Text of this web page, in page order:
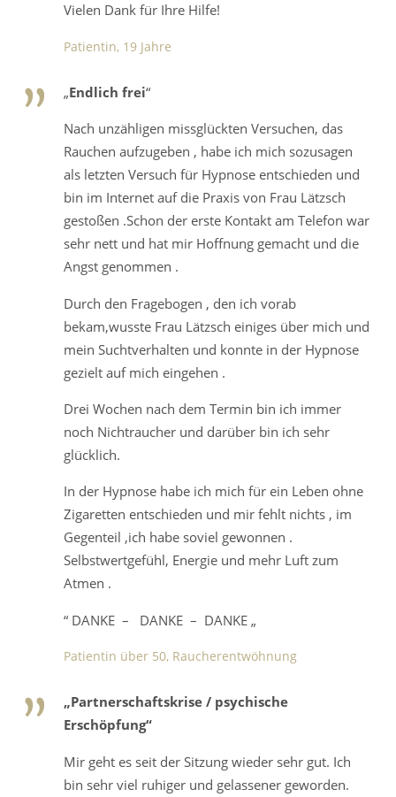
Vielen Dank für Ihre Hilfe!
Patientin, 19 Jahre
„Endlich frei“
Nach unzähligen missglückten Versuchen, das
Rauchen aufzugeben , habe ich mich sozusagen
als letzten Versuch für Hypnose entschieden und
bin im Internet auf die Praxis von Frau Lätzsch
gestoßen .Schon der erste Kontakt am Telefon war
sehr nett und hat mir Hoffnung gemacht und die
Angst genommen .
Durch den Fragebogen , den ich vorab
bekam,wusste Frau Lätzsch einiges über mich und
mein Suchtverhalten und konnte in der Hypnose
gezielt auf mich eingehen .
Drei Wochen nach dem Termin bin ich immer
noch Nichtraucher und darüber bin ich sehr
glücklich.
In der Hypnose habe ich mich für ein Leben ohne
Zigaretten entschieden und mir fehlt nichts , im
Gegenteil ,ich habe soviel gewonnen .
Selbstwertgefühl, Energie und mehr Luft zum
Atmen .
“ DANKE – DANKE – DANKE „
Patientin über 50, Raucherentwöhnung
„Partnerschaftskrise / psychische
Erschöpfung“
Mir geht es seit der Sitzung wieder sehr gut. Ich
bin sehr viel ruhiger und gelassener geworden.